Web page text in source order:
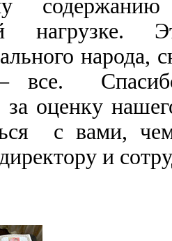
народа,
– все.
оценку
с вами,
и